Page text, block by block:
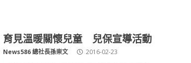
育見溫暖關懷兒童 兒保宣導活動
News586 總社長孫崇文 2016-02-23